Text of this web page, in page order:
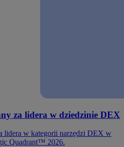
za lidera w dziedzinie DEX
lidera w kategorii narzędzi DEX w
Quadrant™ 2026.